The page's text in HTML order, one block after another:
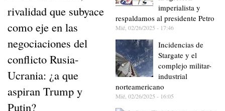
rivalidad que subyace
como eje en las
negociaciones del
conflicto Rusia-
Ucrania: ¿a que
aspiran Trump y
Putin?
imperialista y
respaldamos al presidente Petro
Mié, 02/26/2025 - 17:46
Incidencias de
Stargate y el
complejo militar-
industrial
norteamericano
Mié, 02/26/2025 - 16:05